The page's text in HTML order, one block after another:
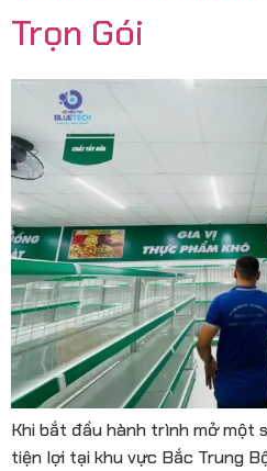
Trọn Gói
Khi bắt đầu hành trình mở một
tiện lợi tại khu vực Bắc Trung